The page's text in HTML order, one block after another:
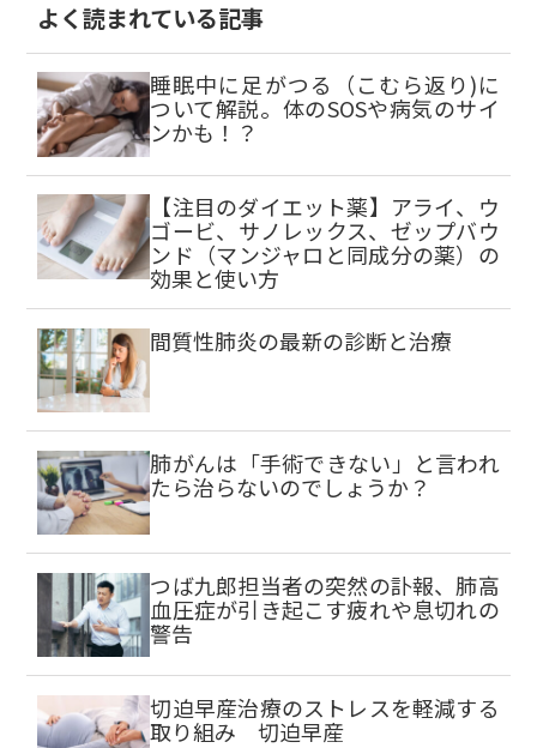
よく読まれている記事
睡眠中に足がつる（こむら返り)に
ついて解説。体のSOSや病気のサイ
ンかも！？
【注目のダイエット薬】アライ、ウ
ゴービ、サノレックス、ゼップバウ
ンド（マンジャロと同成分の薬）の
効果と使い方
間質性肺炎の最新の診断と治療
肺がんは「手術できない」と言われ
たら治らないのでしょうか？
つば九郎担当者の突然の訃報、肺高
血圧症が引き起こす疲れや息切れの
警告
切迫早産治療のストレスを軽減する
取り組み 切迫早産